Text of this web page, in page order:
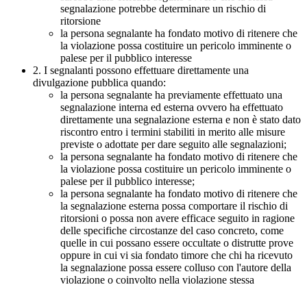
segnalazione potrebbe determinare un rischio di
ritorsione
la persona segnalante ha fondato motivo di ritenere che
la violazione possa costituire un pericolo imminente o
palese per il pubblico interesse
2. I segnalanti possono effettuare direttamente una
divulgazione pubblica quando:
la persona segnalante ha previamente effettuato una
segnalazione interna ed esterna ovvero ha effettuato
direttamente una segnalazione esterna e non è stato dato
riscontro entro i termini stabiliti in merito alle misure
previste o adottate per dare seguito alle segnalazioni;
la persona segnalante ha fondato motivo di ritenere che
la violazione possa costituire un pericolo imminente o
palese per il pubblico interesse;
la persona segnalante ha fondato motivo di ritenere che
la segnalazione esterna possa comportare il rischio di
ritorsioni o possa non avere efficace seguito in ragione
delle specifiche circostanze del caso concreto, come
quelle in cui possano essere occultate o distrutte prove
oppure in cui vi sia fondato timore che chi ha ricevuto
la segnalazione possa essere colluso con l'autore della
violazione o coinvolto nella violazione stessa